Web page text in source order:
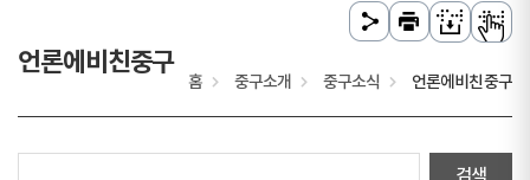
언론에비친중구
홈 중구소개 중구소식 언론에비친중구